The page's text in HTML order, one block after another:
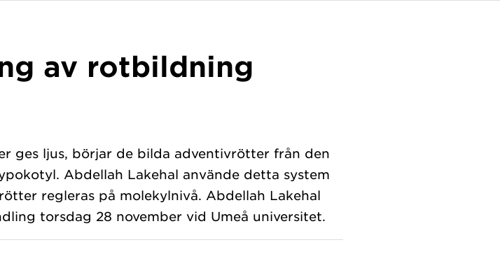
av rotbildning
ges ljus, börjar de bilda adventivrötter från den
Abdellah Lakehal använde detta system
regleras på molekylnivå. Abdellah Lakehal